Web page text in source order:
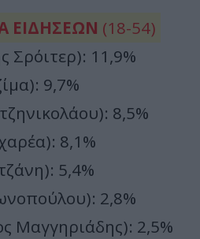
ΕΙΔΗΣΕΩΝ (18-54)
Σρόιτερ): 11,9%
9,7%
8,5%
8,1%
5,4%
2,8%
Μαγγηριάδης): 2,5%